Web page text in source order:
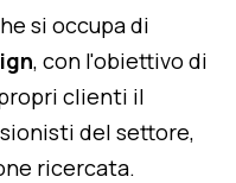
si occupa di
, con l'obiettivo di
clienti il
del settore,
ricercata.